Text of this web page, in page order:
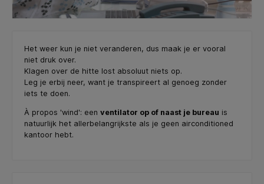
Het weer kun je niet veranderen, dus maak je er vooral
niet druk over.
Klagen over de hitte lost absoluut niets op.
Leg je erbij neer, want je transpireert al genoeg zonder
iets te doen.
À propos 'wind': een ventilator op of naast je bureau is
natuurlijk het allerbelangrijkste als je geen airconditioned
kantoor hebt.